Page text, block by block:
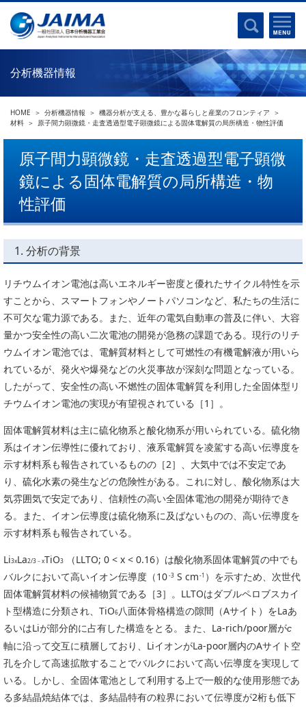
事業計画書
沿革
採用
関連リンク
JAIMAの取り組み
主な活動
分析機器・科学機器遺産認定
海外交流事業
製品含有化学物質規制 UPDATE
委員会活動
協力企業との適正取引の推進
分析用X線検査装置他PCB廃棄物処理について
会員会社
入会のご案内
入会金・会費規程
ニュース＆イベント
プレスリリース
イベント
PICK UP CONTENTS
はじめに
電磁波(光)
クロマトグラフ
質量分析
電子顕微鏡
熱分析
電気化学
磁気共鳴
電子線応用
バイオ関連
機器分析が支える、豊かな暮らしと産業のフロンティア
総論・各種分析法
環境
食品
ライフサイエンス
イメージング
材料
X線・放射光
PICK UP CONTENTS
分析機器情報
HOME 分析機器情報
機器分析が支える、豊かな暮らしと産業のフロンティア
材料
原子間力顕微鏡・走査透過型電子顕微鏡による固体電解質の局所構造・物性評価
原子間力顕微鏡・走査透過型電子顕微
鏡による固体電解質の局所構造・物
性評価
1. 分析の背景
リチウムイオン電池は高いエネルギー密度と優れたサイクル特性を示
すことから、スマートフォンやノートパソコンなど、私たちの生活に
不可欠な電力源である。また、近年の電気自動車の普及に伴い、大容
量かつ安全性の高い二次電池の開発が急務の課題である。現行のリチ
ウムイオン電池では、電解質材料として可燃性の有機電解液が用いら
れているが、発火や爆発などの火災事故が深刻な問題となっている。
したがって、安全性の高い不燃性の固体電解質を利用した全固体型リ
チウムイオン電池の実現が有望視されている［1］。
固体電解質材料は主に硫化物系と酸化物系が用いられている。硫化物
系はイオン伝導性に優れており、液系電解質を凌駕する高い伝導度を
示す材料系も報告されているものの［2］、大気中では不安定であ
り、硫化水素の発生などの危険性がある。これに対し、酸化物系は大
気雰囲気で安定であり、信頼性の高い全固体電池の開発が期待でき
る。また、イオン伝導度は硫化物系に及ばないものの、高い伝導度を
示す材料系も報告されている。
Li3xLa2/3－xTiO3
（LLTO; 0 < x < 0.16）は酸化物系固体電解質の中でも
バルクにおいて高いイオン伝導度（10-3S cm -1 ）を示すため、次世代
固体電解質材料の候補物質である［3］。LLTOはダブルペロブスカイ
ト型構造に分類され、TiO6八面体骨格構造の隙間（Aサイト）をLaあ
るいはLiが部分的に占有した構造をとる。また、La-rich/poor層がc
軸に沿って交互に積層しており、LiイオンがLa-poor層内のAサイト空
孔を介して高速拡散することでバルクにおいて高い伝導度を実現して
いる。しかし、全固体電池として利用する上で一般的な使用形態であ
る多結晶焼結体では、多結晶特有の粒界において伝導度が2桁も低下